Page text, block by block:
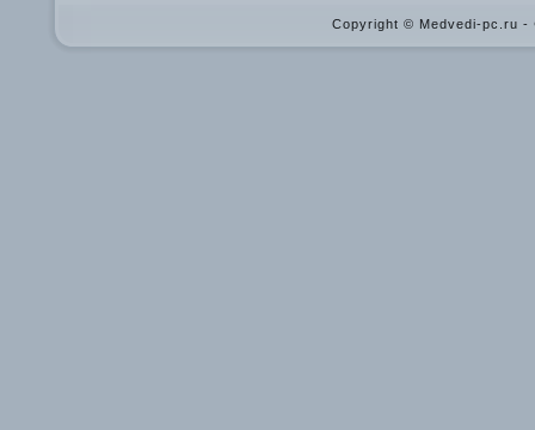
Copyright © Medvedi-pc.ru -